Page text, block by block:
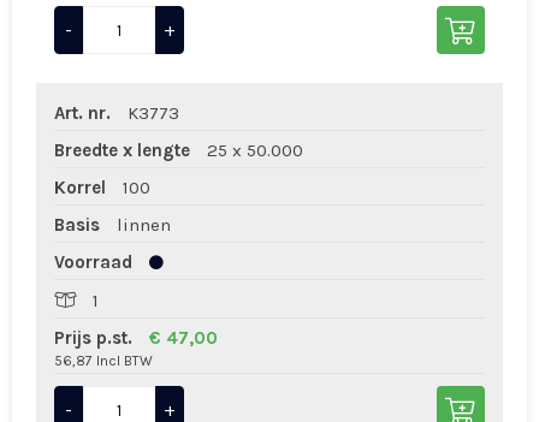
- +
Art. nr.
K3773
Breedte x lengte
25 x 50.000
Korrel
100
Basis
linnen
Voorraad
1
Prijs p.st.
€ 47,00
56,87 Incl BTW
- +